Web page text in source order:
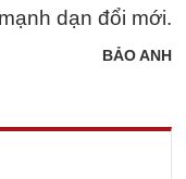
dạn đổi mới.
BẢO ANH